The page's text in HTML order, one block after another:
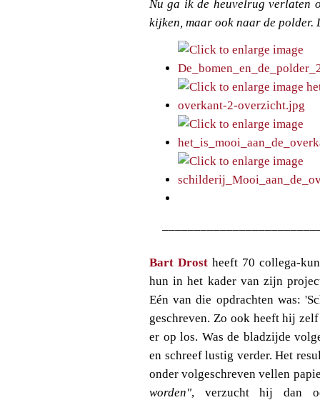
Nu ga ik de heuvelrug verlaten
kijken, maar ook naar de
Bart Drost heeft 70 collega-
hun in het kader van zijn
Eén van die opdrachten was:
geschreven. Zo ook heeft hij
er op los. Was de bladzijde
en schreef lustig verder. Het
onder volgeschreven vellen
worden", verzucht hij dan